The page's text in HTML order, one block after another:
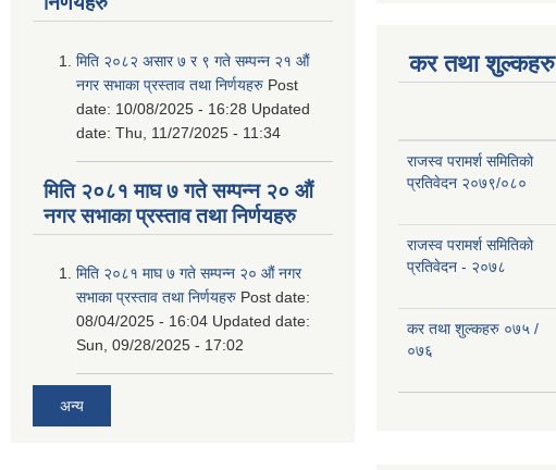
मिति २०८२ असार ७ र ९ गते सम्पन्न २१ औं
नगर सभाका प्रस्ताव तथा निर्णयहरु Post
date: 10/08/2025 - 16:28 Updated
date: Thu, 11/27/2025 - 11:34
मिति २०८१ माघ ७ गते सम्पन्न २० औं
नगर सभाका प्रस्ताव तथा निर्णयहरु
मिति २०८१ माघ ७ गते सम्पन्न २० औं नगर
सभाका प्रस्ताव तथा निर्णयहरु Post date:
08/04/2025 - 16:04 Updated date:
Sun, 09/28/2025 - 17:02
अन्य
कर तथा शुल्कहरु
राजस्व परामर्श समितिको
प्रतिवेदन २०७९/०८०
राजस्व परामर्श समितिको
प्रतिवेदन - २०७८
कर तथा शुल्कहरु ०७५ /
०७६